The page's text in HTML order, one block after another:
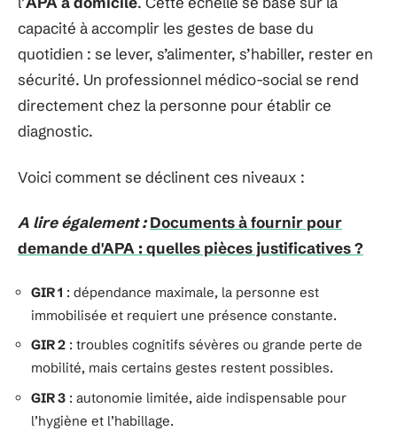
capacité à accomplir les gestes de base du
quotidien : se lever, s’alimenter, s’habiller, rester en
sécurité. Un professionnel médico-social se rend
directement chez la personne pour établir ce
diagnostic.
Voici comment se déclinent ces niveaux :
A lire également : Documents à fournir pour
demande d'APA : quelles pièces justificatives ?
GIR 1 : dépendance maximale, la personne est
immobilisée et requiert une présence constante.
GIR 2 : troubles cognitifs sévères ou grande perte de
mobilité, mais certains gestes restent possibles.
GIR 3 : autonomie limitée, aide indispensable pour
l’hygiène et l’habillage.